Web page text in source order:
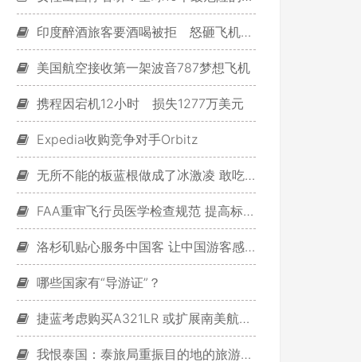
印度醉酒旅客要酒喝被拒 怒砸飞机座椅扶手
美国航空接收第一架波音787梦想飞机
携程因宕机12小时 损失1277万美元
Expedia收购竞争对手Orbitz
无所不能的板蓝根做成了冰激凌 敢吃吗？
FAA重审飞行员医学检查规范 提高标准化程度
洛杉矶贴心服务中国客 让中国游客感受“年味儿”
哪些国家有“导游证”？
捷蓝考虑购买A321LR 或扩展南美航线网络
我恨泰国：泰旅局重振目的地的旅游营销逆思考